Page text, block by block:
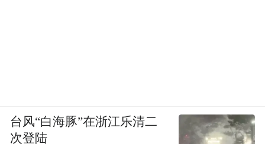
台风“白海豚”在浙江乐清二
次登陆